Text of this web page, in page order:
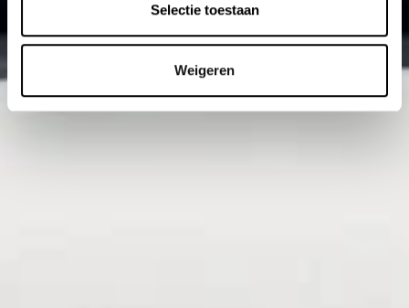
Selectie toestaan
Weigeren